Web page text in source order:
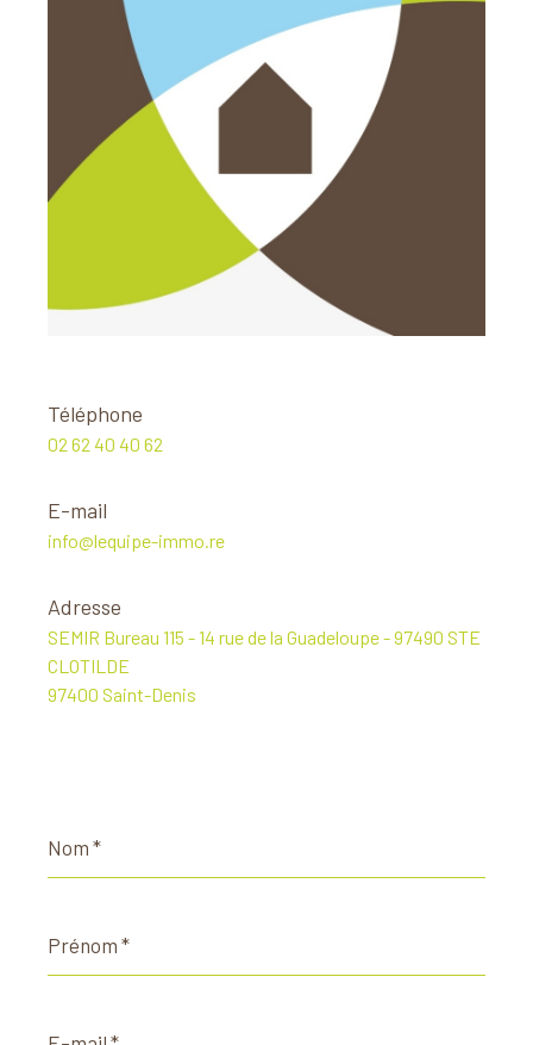
Téléphone
02 62 40 40 62
E-mail
info@lequipe-immo.re
Adresse
SEMIR Bureau 115 - 14 rue de la Guadeloupe - 97490 STE
CLOTILDE
97400 Saint-Denis
*
*
mail